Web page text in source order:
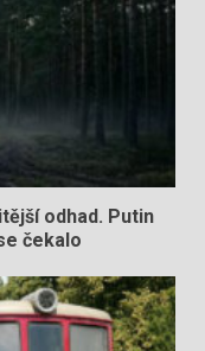
odhad. Putin
čekalo